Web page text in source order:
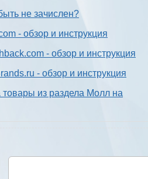
не зачислен?
- обзор и инструкция
- обзор и инструкция
- обзор и инструкция
товары из раздела Молл на